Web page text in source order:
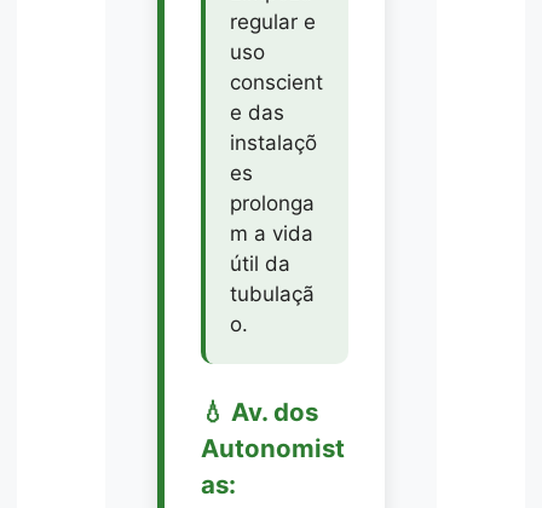
regular e
uso
conscient
e das
instalaçõ
es
prolonga
m a vida
útil da
tubulaçã
o.
💧 Av. dos
Autonomist
as: